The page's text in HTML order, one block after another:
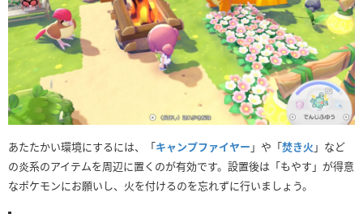
あたたかい環境にするには、「キャンプファイヤー 」や「焚き火 」など
の炎系のアイテムを周辺に置くのが有効です。設置後は「もやす」が得意
なポケモンにお願いし、火を付けるのを忘れずに行いましょう。